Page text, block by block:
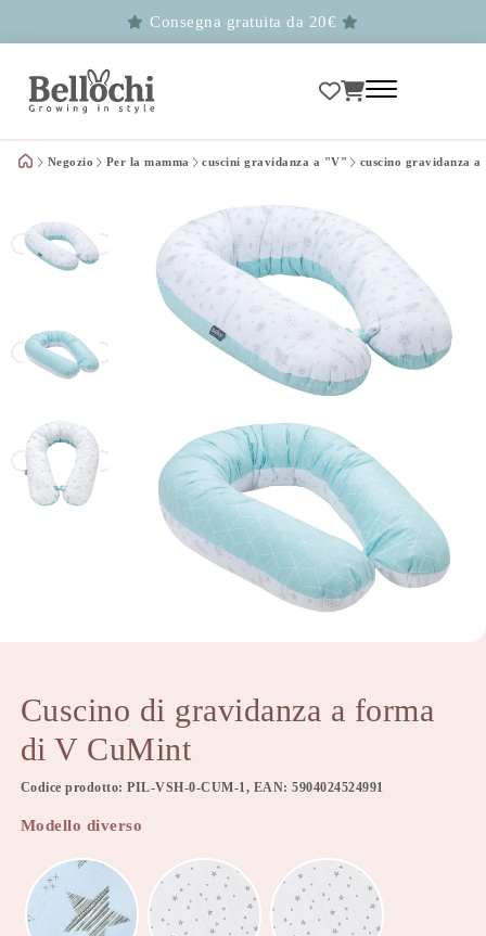
Consegna gratuita da 20€
Negozio Per la mamma cuscini gravidanza a "V" cuscino gravidanza
Cuscino di gravidanza a forma
di V CuMint
Codice prodotto: PIL-VSH-0-CUM-1, EAN: 5904024524991
Modello diverso